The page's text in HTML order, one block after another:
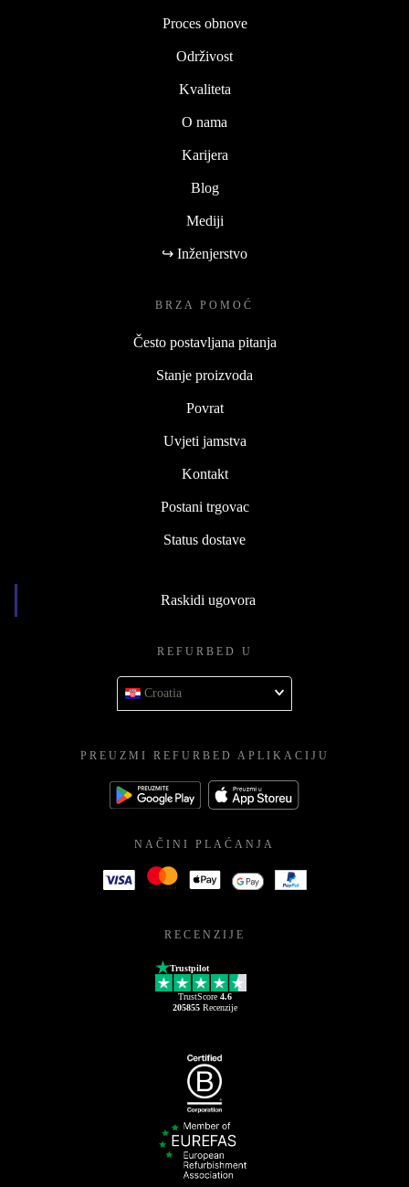
Proces obnove
Održivost
Kvaliteta
O nama
Karijera
Blog
Mediji
↪ Inženjerstvo
BRZA POMOĆ
Često postavljana pitanja
Stanje proizvoda
Povrat
Uvjeti jamstva
Kontakt
Postani trgovac
Status dostave
Raskidi ugovora
REFURBED U
Croatia
PREUZMI REFURBED APLIKACIJU
NAČINI PLAĆANJA
RECENZIJE
Trustpilot
TrustScore 4.6
205855Recenzije